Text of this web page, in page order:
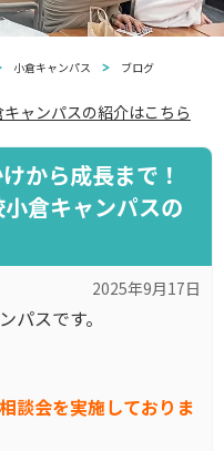
小倉キャンパス ブログ
キャンパスの紹介はこちら
から成長まで！
倉キャンパスの
2025年9月17日
スです。
談会を実施しておりま